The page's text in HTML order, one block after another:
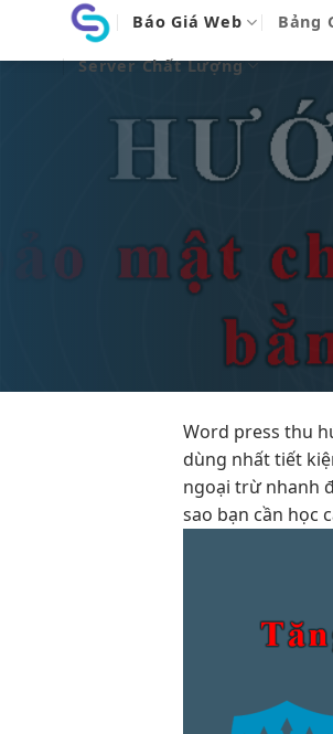
nội
Báo Giá Web Bảng
Server Chất Lượng
Word pressthu
dùng nhấttiết
ngoại trừnhanh
sao bạn cần học